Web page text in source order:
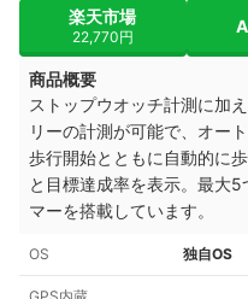
楽天市場
22,770円
商品概要
ストップウオッチ計測に加
リーの計測が可能で、オー
歩行開始とともに自動的に
と目標達成率を表示。最大
マーを搭載しています。
OS 独自OS